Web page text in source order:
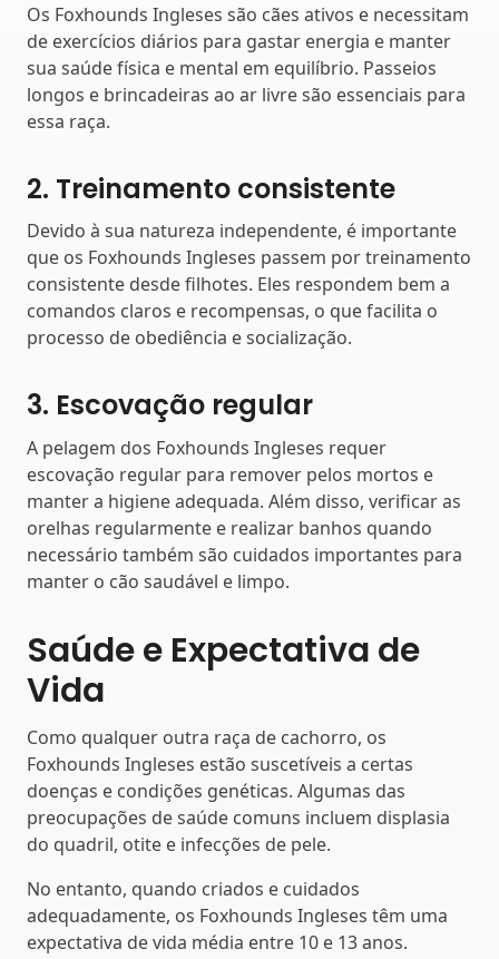
Os Foxhounds Ingleses são cães ativos e necessitam
de exercícios diários para gastar energia e manter
sua saúde física e mental em equilíbrio. Passeios
longos e brincadeiras ao ar livre são essenciais para
essa raça.
2. Treinamento consistente
Devido à sua natureza independente, é importante
que os Foxhounds Ingleses passem por treinamento
consistente desde filhotes. Eles respondem bem a
comandos claros e recompensas, o que facilita o
processo de obediência e socialização.
3. Escovação regular
A pelagem dos Foxhounds Ingleses requer
escovação regular para remover pelos mortos e
manter a higiene adequada. Além disso, verificar as
orelhas regularmente e realizar banhos quando
necessário também são cuidados importantes para
manter o cão saudável e limpo.
Saúde e Expectativa de
Vida
Como qualquer outra raça de cachorro, os
Foxhounds Ingleses estão suscetíveis a certas
doenças e condições genéticas. Algumas das
preocupações de saúde comuns incluem displasia
do quadril, otite e infecções de pele.
No entanto, quando criados e cuidados
adequadamente, os Foxhounds Ingleses têm uma
expectativa de vida média entre 10 e 13 anos.